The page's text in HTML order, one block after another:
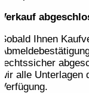
Verkauf
Sobald Ihnen
rechtssicher
wir alle
Verfügung.